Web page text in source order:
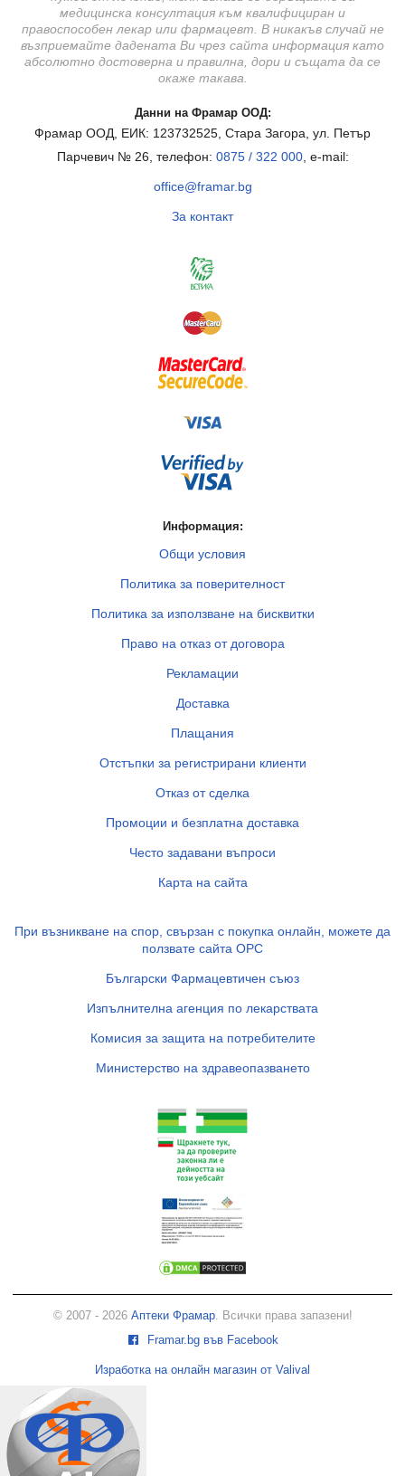
медицинска консултация към квалифициран и
правоспособен лекар или фармацевт. В никакъв случай не
възприемайте дадената Ви чрез сайта информация като
абсолютно достоверна и правилна, дори и същата да се
окаже такава.
Данни на Фрамар ООД:
Фрамар ООД, ЕИК: 123732525, Стара Загора, ул. Петър
Парчевич № 26, телефон: 0875 / 322 000, e-mail:
office@framar.bg
За контакт
Информация:
Общи условия
Политика за поверителност
Политика за използване на бисквитки
Право на отказ от договора
Рекламации
Доставка
Плащания
Отстъпки за регистрирани клиенти
Отказ от сделка
Промоции и безплатна доставка
Често задавани въпроси
Карта на сайта
При възникване на спор, свързан с покупка онлайн, можете да
ползвате сайта ОРС
Български Фармацевтичен съюз
Изпълнителна агенция по лекарствата
Комисия за защита на потребителите
Министерство на здравеопазването
© 2007 - 2026 Аптеки Фрамар. Всички права запазени!
Framar.bg във Facebook
Изработка на онлайн магазин от Valival